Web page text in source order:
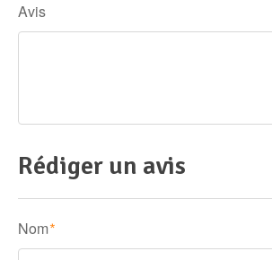
Avis
Rédiger un avis
Nom *